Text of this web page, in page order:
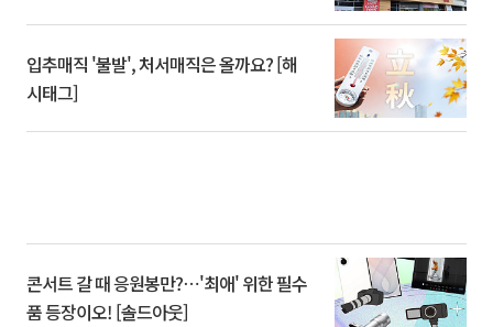
입추매직 '불발', 처서매직은 올까요? [해
시태그]
콘서트 갈 때 응원봉만?⋯'최애' 위한 필수
품 등장이오! [솔드아웃]